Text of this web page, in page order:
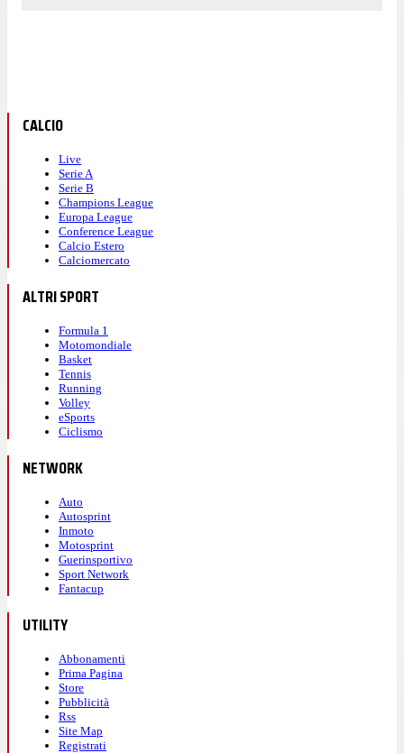
CALCIO
Live
Serie A
Serie B
Champions League
Europa League
Conference League
Calcio Estero
Calciomercato
ALTRI SPORT
Formula 1
Motomondiale
Basket
Tennis
Running
Volley
eSports
Ciclismo
NETWORK
Auto
Autosprint
Inmoto
Motosprint
Guerinsportivo
Sport Network
Fantacup
UTILITY
Abbonamenti
Prima Pagina
Store
Pubblicità
Rss
Site Map
Registrati